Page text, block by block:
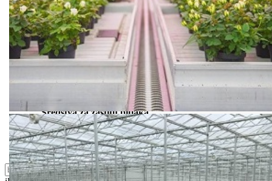
Dezinfekcija
Feromoni i klopke
Folije i agrotekstili
Oprema i instrumenti
Semena povrća
Sredstva za ishranu biljaka
Sredstva za zaštitu biljaka
Supstrati
Zaštita ... u 10 litara